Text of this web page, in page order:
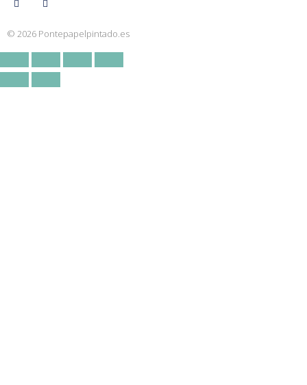
© 2026 Pontepapelpintado.es